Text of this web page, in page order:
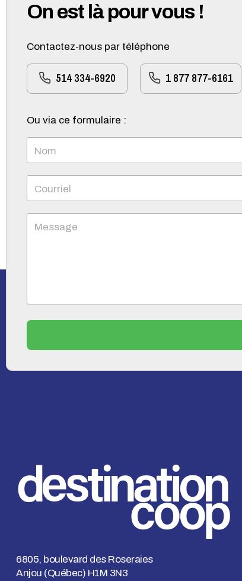
On est là pour vous !
Contactez-nous par téléphone
514 334-6920 1 877 877-6161
Ou via ce formulaire :
Nom
Courriel
Message
6805, boulevard des Roseraies
Anjou (Québec) H1M 3N3